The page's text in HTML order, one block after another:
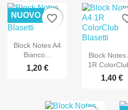
Block Notes A4
Bianco...
1,20 €
NUOVO favorite_border
Block Notes
1R
1,40 €